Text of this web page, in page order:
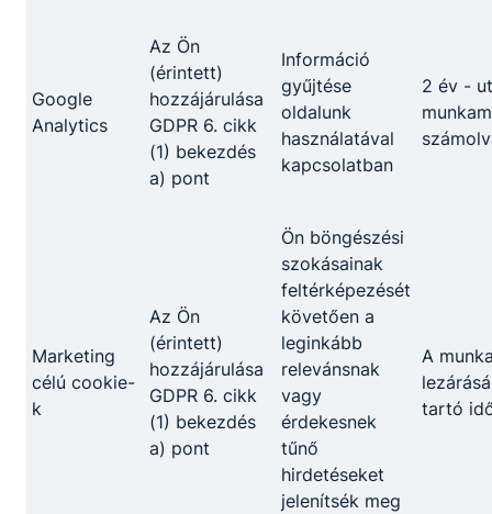
Google
Analytics
Az Ön
(érintett)
hozzájárulása
GDPR 6. cikk
(1) bekezdés
a) pont
Információ
gyűjtése
oldalunk
használatával
kapcsolatban
2 év -
Marketing
célú cookie-
k
Az Ön
(érintett)
hozzájárulása
GDPR 6. cikk
(1) bekezdés
a) pont
Ön böngészési
szokásainak
feltérképezését
követően a
leginkább
relevánsnak
vagy
érdekesnek
tűnő
hirdetéseket
jelenítsék meg
A
tartó